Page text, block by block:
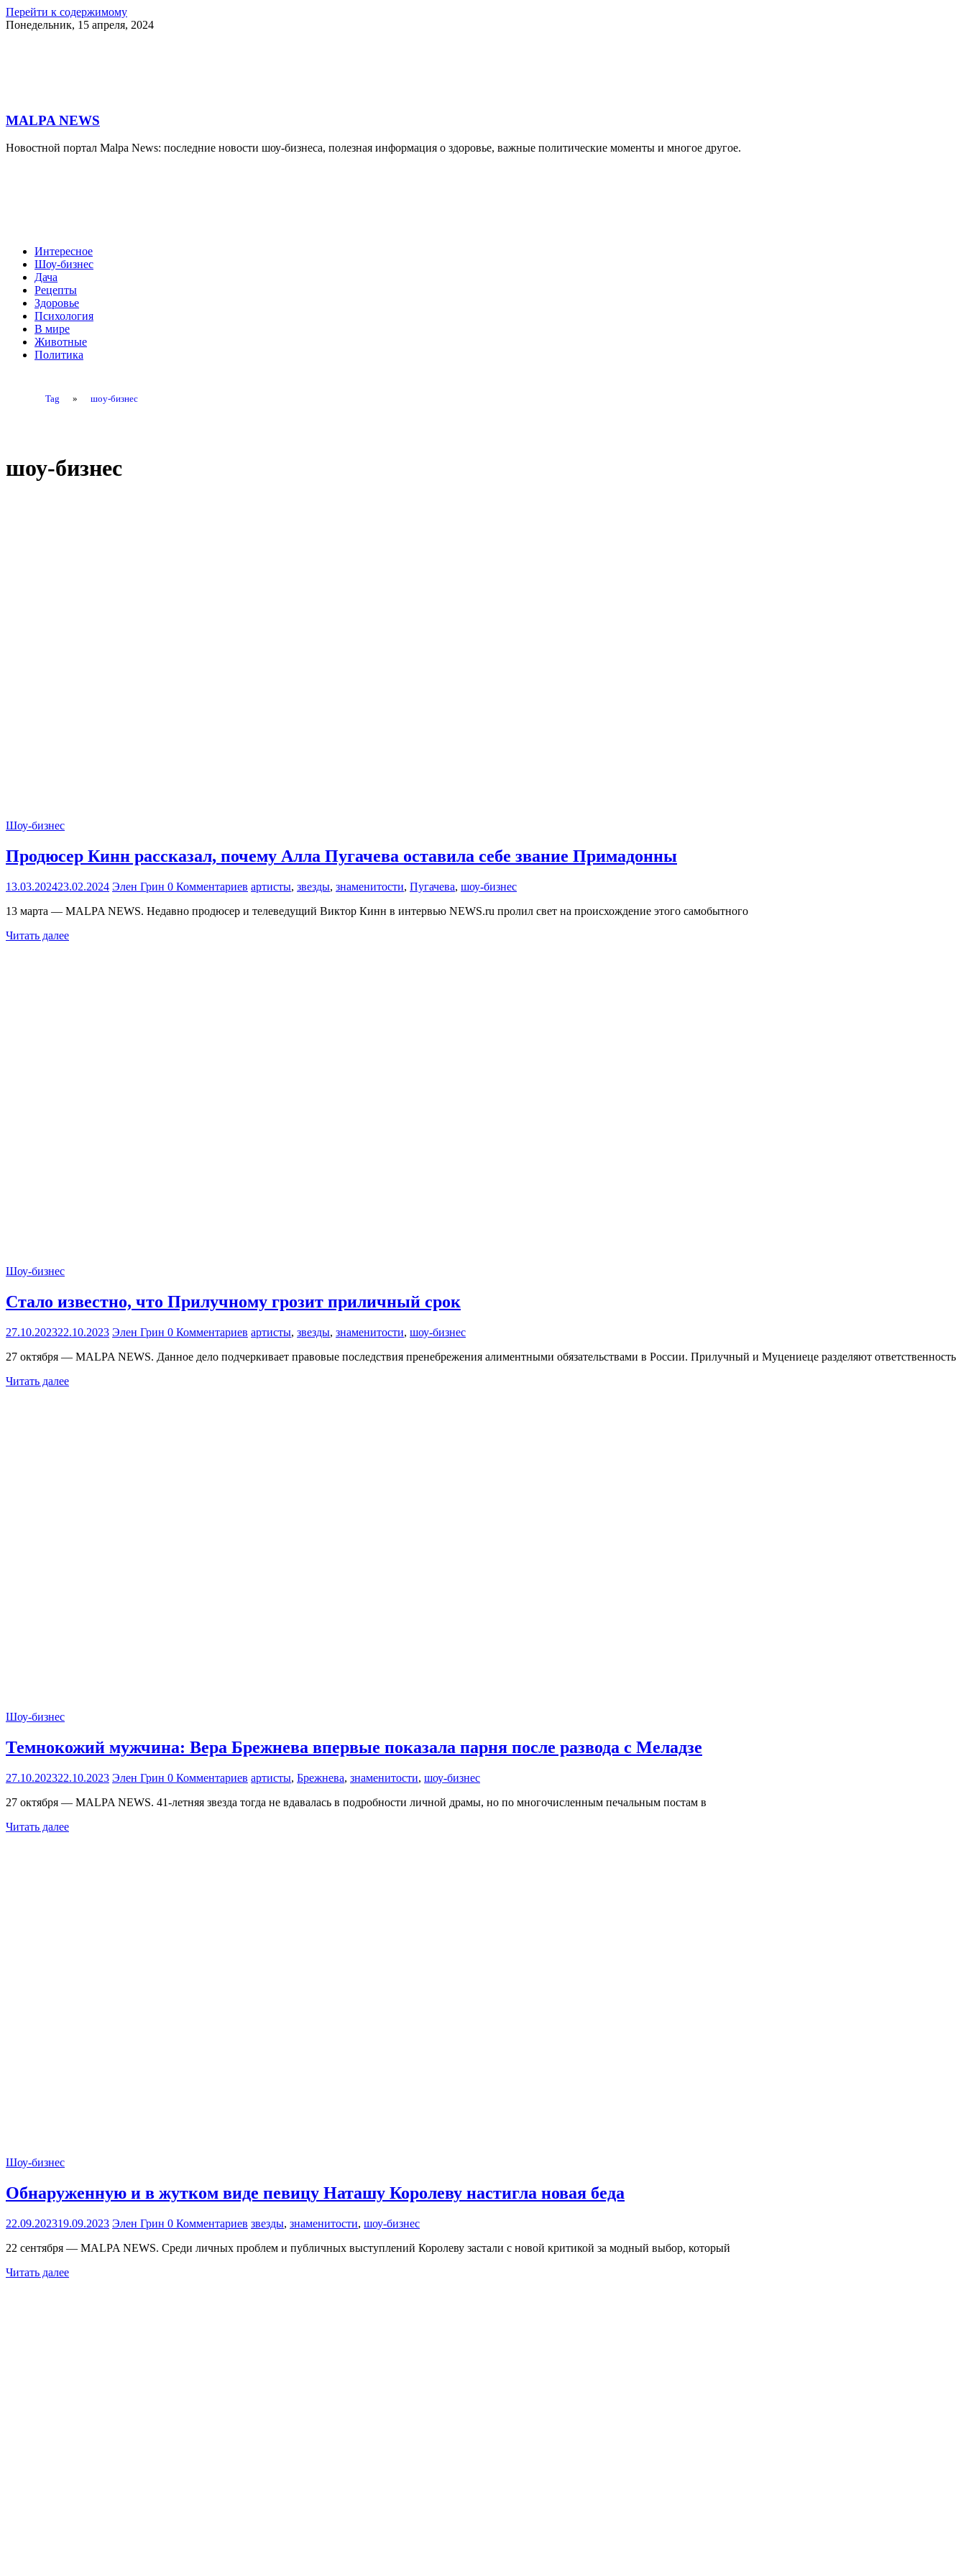
Перейти к содержимому
Понедельник, 15 апреля, 2024
MALPA NEWS
Новостной портал Malpa News: последние новости шоу-бизнеса, полезная информация о здоровье, важные политические моменты и многое другое.
Интересное
Шоу-бизнес
Дача
Рецепты
Здоровье
Психология
В мире
Животные
Политика
Tag » шоу-бизнес
шоу-бизнес
Шоу-бизнес
Продюсер Кинн рассказал, почему Алла Пугачева оставила себе звание Примадонны
13.03.202423.02.2024 Элен Грин 0 Комментариев артисты, звезды, знаменитости, Пугачева, шоу-бизнес
13 марта — MALPA NEWS. Недавно продюсер и телеведущий Виктор Кинн в интервью NEWS.ru пролил свет на происхождение этого самобытного
Читать далее
Шоу-бизнес
Стало известно, что Прилучному грозит приличный срок
27.10.202322.10.2023 Элен Грин 0 Комментариев артисты, звезды, знаменитости, шоу-бизнес
27 октября — MALPA NEWS. Данное дело подчеркивает правовые последствия пренебрежения алиментными обязательствами в России. Прилучный и Муцениеце разделяют ответственность
Читать далее
Шоу-бизнес
Темнокожий мужчина: Вера Брежнева впервые показала парня после развода с Меладзе
27.10.202322.10.2023 Элен Грин 0 Комментариев артисты, Брежнева, знаменитости, шоу-бизнес
27 октября — MALPA NEWS. 41-летняя звезда тогда не вдавалась в подробности личной драмы, но по многочисленным печальным постам в
Читать далее
Шоу-бизнес
Обнаруженную и в жутком виде певицу Наташу Королеву настигла новая беда
22.09.202319.09.2023 Элен Грин 0 Комментариев звезды, знаменитости, шоу-бизнес
22 сентября — MALPA NEWS. Среди личных проблем и публичных выступлений Королеву застали с новой критикой за модный выбор, который
Читать далее